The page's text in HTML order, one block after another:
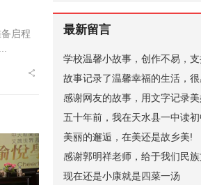
启程
最新留言
感谢网友的故事，用文字记录美
美丽的邂逅，在美还是故乡美!
现在还是小康就是四菜一汤